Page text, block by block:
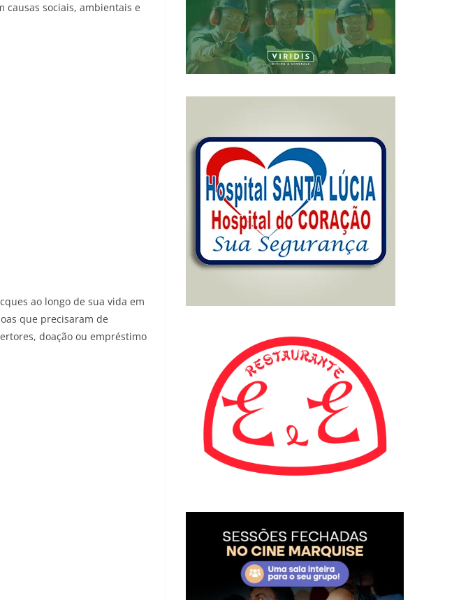
sociais, ambientais e
ao longo de sua vida em
que precisaram de
doação ou empréstimo